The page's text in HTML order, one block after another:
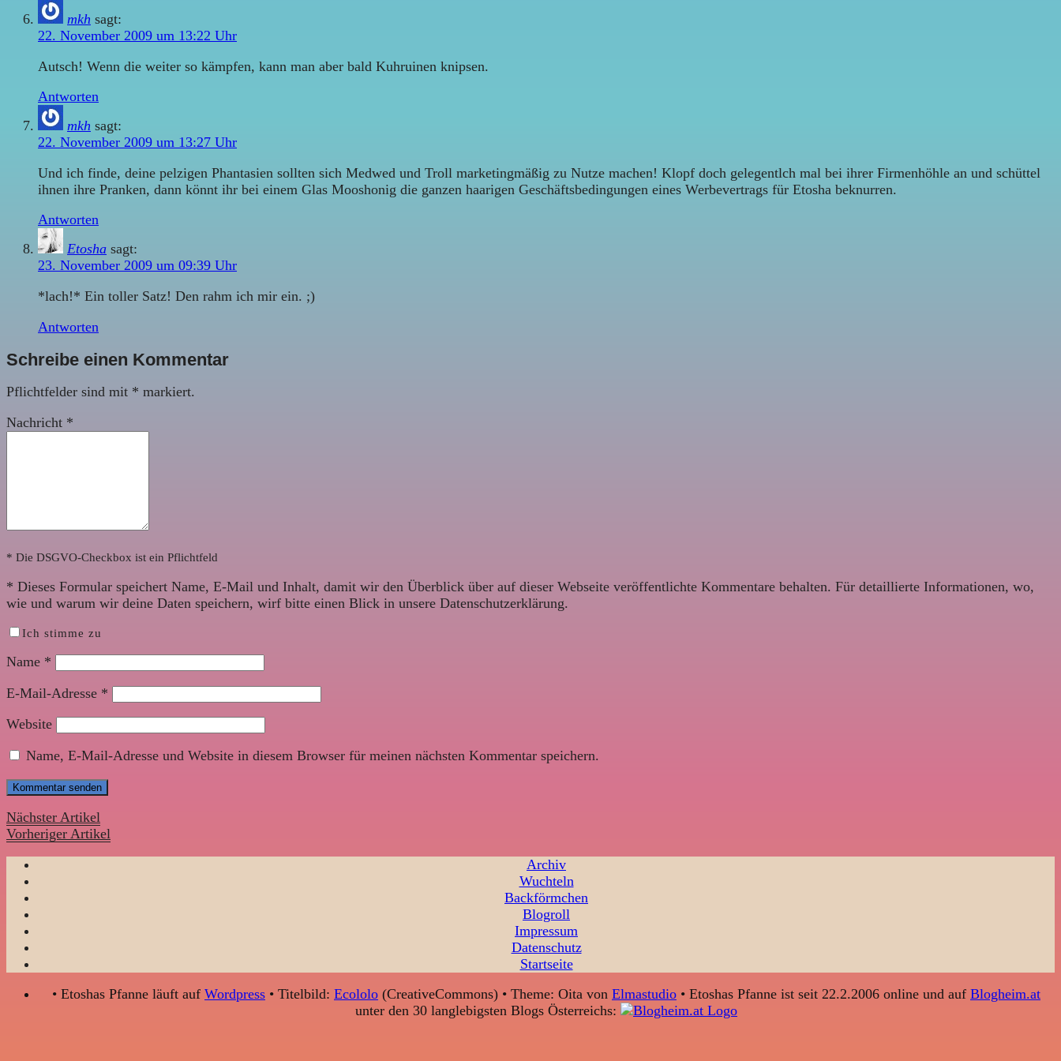
mkh sagt:
22. November 2009 um 13:22 Uhr
Autsch! Wenn die weiter so kämpfen, kann man aber bald Kuhruinen knipsen.
Antworten
mkh sagt:
22. November 2009 um 13:27 Uhr
Und ich finde, deine pelzigen Phantasien sollten sich Medwed und Troll marketingmäßig zu Nutze machen! Klopf doch gelegentlch mal bei ihrer Firmenhöhle an und schüttel
ihnen ihre Pranken, dann könnt ihr bei einem Glas Mooshonig die ganzen haarigen Geschäftsbedingungen eines Werbevertrags für Etosha beknurren.
Antworten
Etosha sagt:
23. November 2009 um 09:39 Uhr
*lach!* Ein toller Satz! Den rahm ich mir ein. ;)
Antworten
Schreibe einen Kommentar
Pflichtfelder sind mit * markiert.
Nachricht *
* Die DSGVO-Checkbox ist ein Pflichtfeld
* Dieses Formular speichert Name, E-Mail und Inhalt, damit wir den Überblick über auf dieser Webseite veröffentlichte Kommentare behalten. Für detaillierte Informationen, wo,
wie und warum wir deine Daten speichern, wirf bitte einen Blick in unsere Datenschutzerklärung.
Ich stimme zu
Name *
E-Mail-Adresse *
Website
Name, E-Mail-Adresse und Website in diesem Browser für meinen nächsten Kommentar speichern.
Nächster Artikel
Vorheriger Artikel
Archiv
Wuchteln
Backförmchen
Blogroll
Impressum
Datenschutz
Startseite
• Etoshas Pfanne läuft auf Wordpress • Titelbild: Ecololo (CreativeCommons) • Theme: Oita von Elmastudio • Etoshas Pfanne ist seit 22.2.2006 online und auf Blogheim.at
unter den 30 langlebigsten Blogs Österreichs: